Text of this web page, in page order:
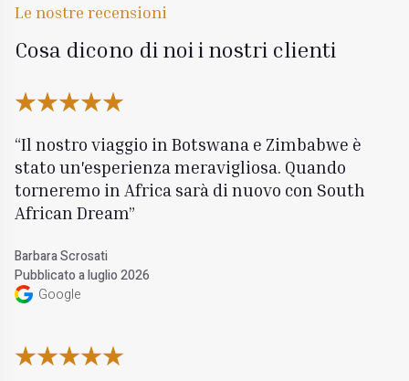
Le nostre recensioni
Cosa dicono di noi i nostri clienti
Il nostro viaggio in Botswana e Zimbabwe è
stato un'esperienza meravigliosa. Quando
torneremo in Africa sarà di nuovo con South
African Dream
Barbara Scrosati
Pubblicato a luglio 2026
Google